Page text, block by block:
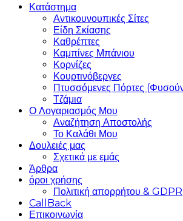
Κατάστημα
Αντικουνουπικές Σίτες
Είδη Σκίασης
Καθρέπτες
Καμπίνες Μπάνιου
Κορνίζες
Κουρτινόβεργες
Πτυσσόμενες Πόρτες
Τζάμια
Ο Λογαριασμός Μου
Αναζήτηση Αποστολής
Το Καλάθι Μου
Δουλειές μας
Σχετικά με εμάς
Άρθρα
όροι χρήσης
Πολιτική απορρήτου & GDPR
CallBack
Επικοινωνία